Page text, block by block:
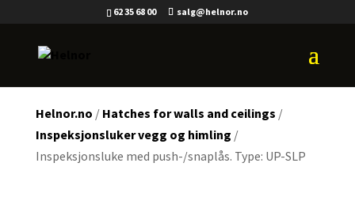
62 35 68 00 salg@helnor.no
Helnor.no / Hatches for walls and ceilings /
Inspeksjonsluker vegg og himling /
Inspeksjonsluke med push-/snaplås. Type: UP-SLP